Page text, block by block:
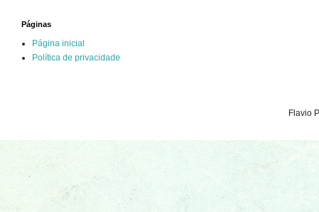
Páginas
Página inicial
Política de privacidade
Flavio